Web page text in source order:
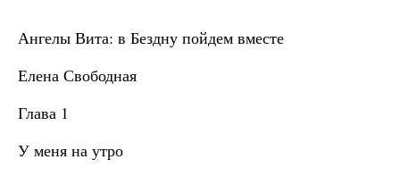
Ангелы Вита: в Бездну пойдем вместе
Елена Свободная
Глава 1
У меня на утро